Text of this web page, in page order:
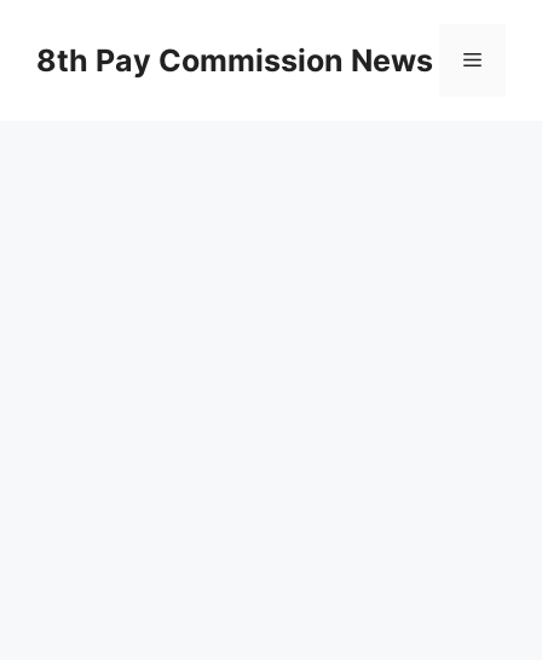
content8th Pay Commission News Menu